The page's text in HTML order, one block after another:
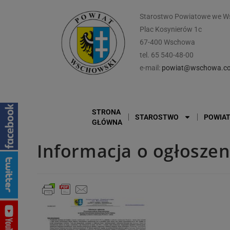
Starostwo Powiatowe we
Plac Kosynierów 1c
67-400 Wschowa
tel. 65 540-48-00
e-mail:
STRONA
GŁÓWNA
STAROSTWO POWIAT
Informacja o